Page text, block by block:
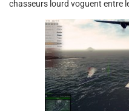
chasseurs lourd voguent entre